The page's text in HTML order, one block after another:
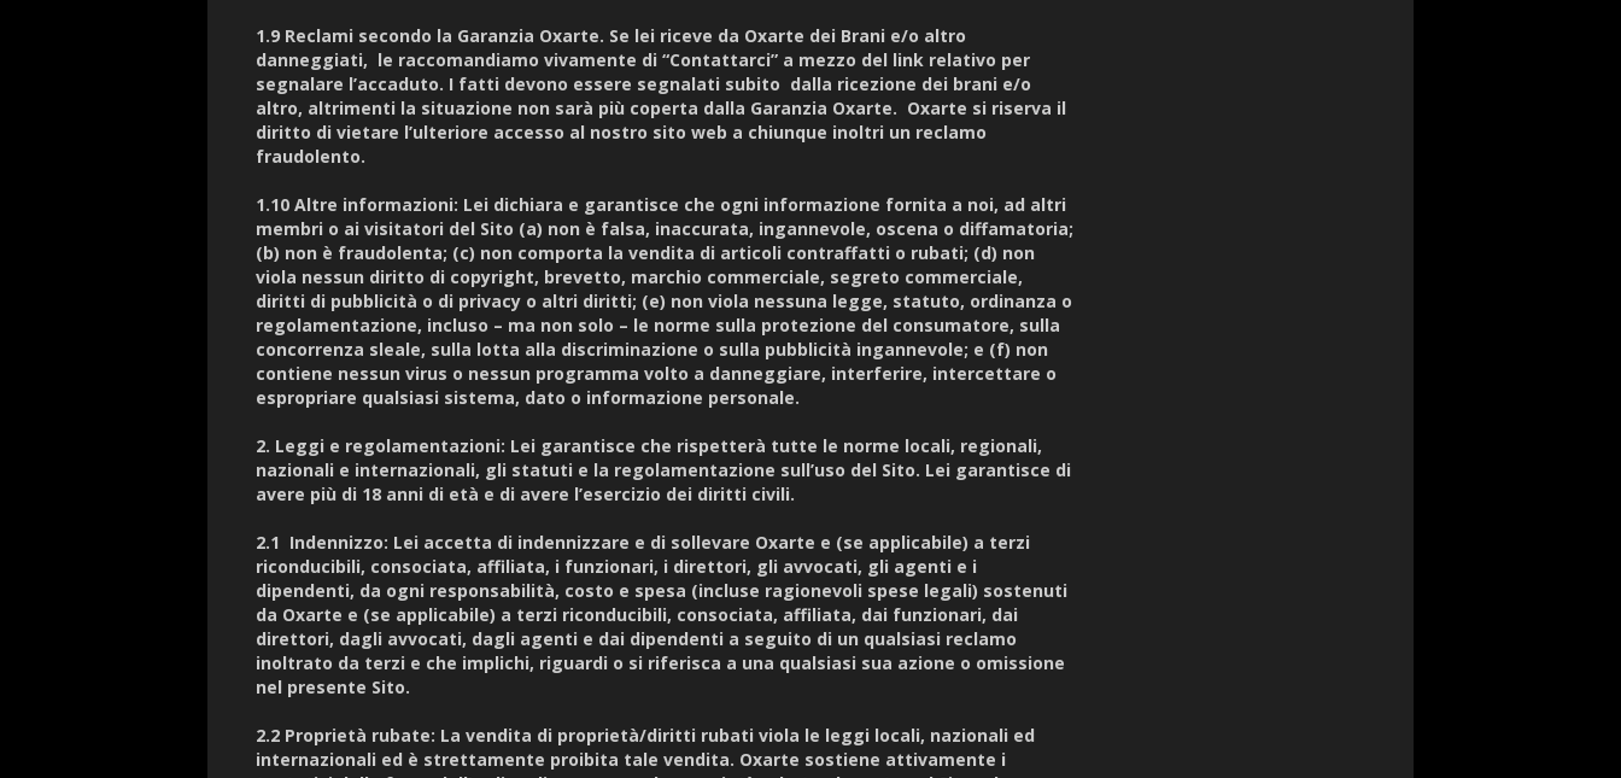
1.9 Reclami secondo la Garanzia Oxarte. Se lei riceve da Oxarte dei Brani e/o altro
danneggiati, le raccomandiamo vivamente di “Contattarci” a mezzo del link relativo per
segnalare l’accaduto. I fatti devono essere segnalati subito dalla ricezione dei brani e/o
altro, altrimenti la situazione non sarà più coperta dalla Garanzia Oxarte. Oxarte si riserva il
diritto di vietare l’ulteriore accesso al nostro sito web a chiunque inoltri un reclamo
fraudolento.
1.10 Altre informazioni: Lei dichiara e garantisce che ogni informazione fornita a noi, ad altri
membri o ai visitatori del Sito (a) non è falsa, inaccurata, ingannevole, oscena o diffamatoria;
(b) non è fraudolenta; (c) non comporta la vendita di articoli contraffatti o rubati; (d) non
viola nessun diritto di copyright, brevetto, marchio commerciale, segreto commerciale,
diritti di pubblicità o di privacy o altri diritti; (e) non viola nessuna legge, statuto, ordinanza o
regolamentazione, incluso – ma non solo – le norme sulla protezione del consumatore, sulla
concorrenza sleale, sulla lotta alla discriminazione o sulla pubblicità ingannevole; e (f) non
contiene nessun virus o nessun programma volto a danneggiare, interferire, intercettare o
espropriare qualsiasi sistema, dato o informazione personale.
2. Leggi e regolamentazioni: Lei garantisce che rispetterà tutte le norme locali, regionali,
nazionali e internazionali, gli statuti e la regolamentazione sull’uso del Sito. Lei garantisce di
avere più di 18 anni di età e di avere l’esercizio dei diritti civili.
2.1 Indennizzo: Lei accetta di indennizzare e di sollevare Oxarte e (se applicabile) a terzi
riconducibili, consociata, affiliata, i funzionari, i direttori, gli avvocati, gli agenti e i
dipendenti, da ogni responsabilità, costo e spesa (incluse ragionevoli spese legali) sostenuti
da Oxarte e (se applicabile) a terzi riconducibili, consociata, affiliata, dai funzionari, dai
direttori, dagli avvocati, dagli agenti e dai dipendenti a seguito di un qualsiasi reclamo
inoltrato da terzi e che implichi, riguardi o si riferisca a una qualsiasi sua azione o omissione
nel presente Sito.
2.2 Proprietà rubate: La vendita di proprietà/diritti rubati viola le leggi locali, nazionali ed
internazionali ed è strettamente proibita tale vendita. Oxarte sostiene attivamente i